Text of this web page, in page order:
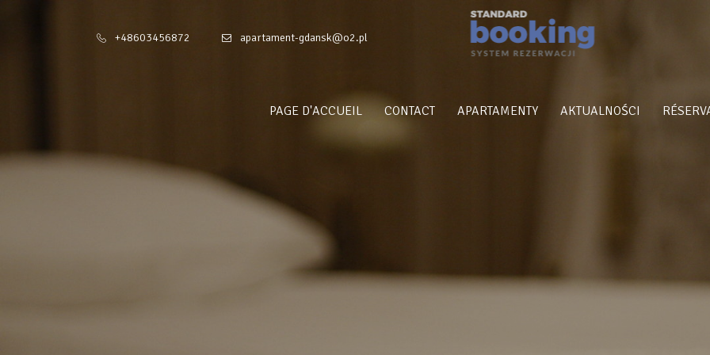
+48603456872 apartament-gdansk@o2.pl
PAGE D'ACCUEIL CONTACT APARTAMENTY AKTUALNOŚCI